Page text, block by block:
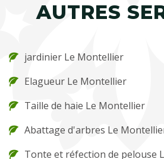
AUTRES
jardinier Le Montellier
Elagueur Le Montellier
Taille de haie Le Montellier
Abattage d'arbres Le
Tonte et réfection de pelouse